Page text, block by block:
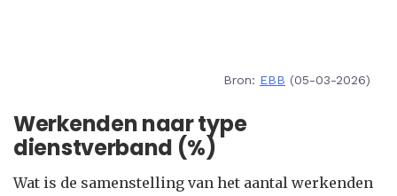
Bron: EBB (05-03-2026)
Werkenden naar type
dienstverband (%)
Wat is de samenstelling van het aantal werkenden